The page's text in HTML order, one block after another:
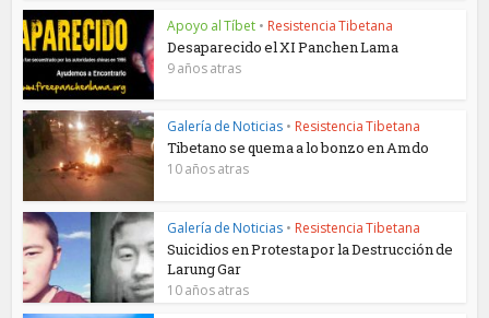
Apoyo al Tíbet • Resistencia Tibetana
Desaparecido el XI Panchen Lama
9 años atras
Galería de Noticias • Resistencia Tibetana
Tibetano se quema a lo bonzo en Amdo
10 años atras
Galería de Noticias • Resistencia Tibetana
Suicidios en Protesta por la Destrucción de
Larung Gar
10 años atras